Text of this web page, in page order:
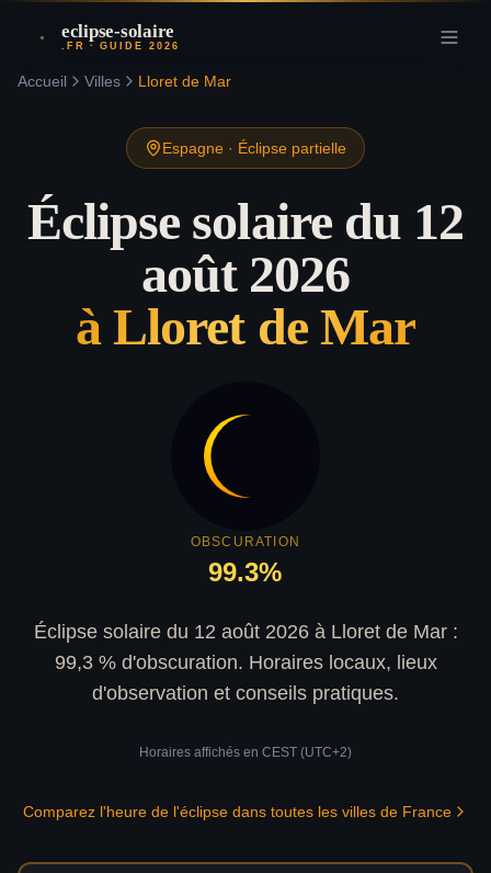
eclipse-solaire
.FR · GUIDE 2026
Accueil Villes Lloret de Mar
Espagne · Éclipse partielle
Éclipse solaire du 12
août 2026
àLloret de Mar
OBSCURATION
99.3%
Éclipse solaire du 12 août 2026 à Lloret de Mar :
99,3 % d'obscuration. Horaires locaux, lieux
d'observation et conseils pratiques.
Horaires affichés en CEST (UTC+2)
Comparez l'heure de l'éclipse dans toutes les villes de France